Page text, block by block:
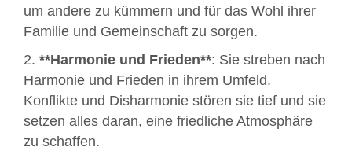
um andere zu kümmern und für das Wohl ihrer
Familie und Gemeinschaft zu sorgen.
2. **Harmonie und Frieden**: Sie streben nach
Harmonie und Frieden in ihrem Umfeld.
Konflikte und Disharmonie stören sie tief und sie
setzen alles daran, eine friedliche Atmosphäre
zu schaffen.